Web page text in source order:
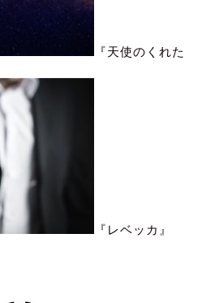
『天使のくれた
『レベッカ』